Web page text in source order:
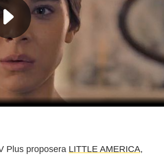
Plus proposera LITTLE AMERICA,